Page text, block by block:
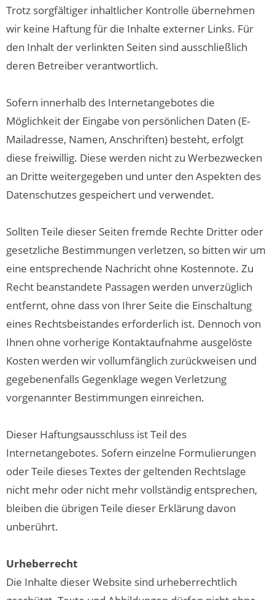
Trotz sorgfältiger inhaltlicher Kontrolle übernehmen
wir keine Haftung für die Inhalte externer Links. Für
den Inhalt der verlinkten Seiten sind ausschließlich
deren Betreiber verantwortlich.
Sofern innerhalb des Internetangebotes die
Möglichkeit der Eingabe von persönlichen Daten (E-
Mailadresse, Namen, Anschriften) besteht, erfolgt
diese freiwillig. Diese werden nicht zu Werbezwecken
an Dritte weitergegeben und unter den Aspekten des
Datenschutzes gespeichert und verwendet.
Sollten Teile dieser Seiten fremde Rechte Dritter oder
gesetzliche Bestimmungen verletzen, so bitten wir um
eine entsprechende Nachricht ohne Kostennote. Zu
Recht beanstandete Passagen werden unverzüglich
entfernt, ohne dass von Ihrer Seite die Einschaltung
eines Rechtsbeistandes erforderlich ist. Dennoch von
Ihnen ohne vorherige Kontaktaufnahme ausgelöste
Kosten werden wir vollumfänglich zurückweisen und
gegebenenfalls Gegenklage wegen Verletzung
vorgenannter Bestimmungen einreichen.
Dieser Haftungsausschluss ist Teil des
Internetangebotes. Sofern einzelne Formulierungen
oder Teile dieses Textes der geltenden Rechtslage
nicht mehr oder nicht mehr vollständig entsprechen,
bleiben die übrigen Teile dieser Erklärung davon
unberührt.
Urheberrecht
Die Inhalte dieser Website sind urheberrechtlich